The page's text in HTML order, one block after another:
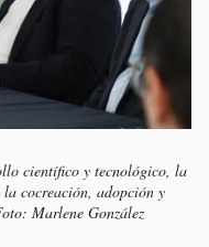
científico y tecnológico, la
la cocreación, adopción y
Marlene González